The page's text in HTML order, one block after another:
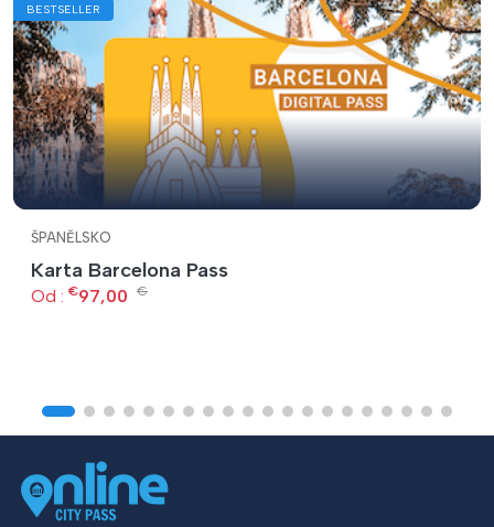
BESTSELLER
ŠPANĚLSKO
Karta Barcelona Pass
Od : €97,00 €